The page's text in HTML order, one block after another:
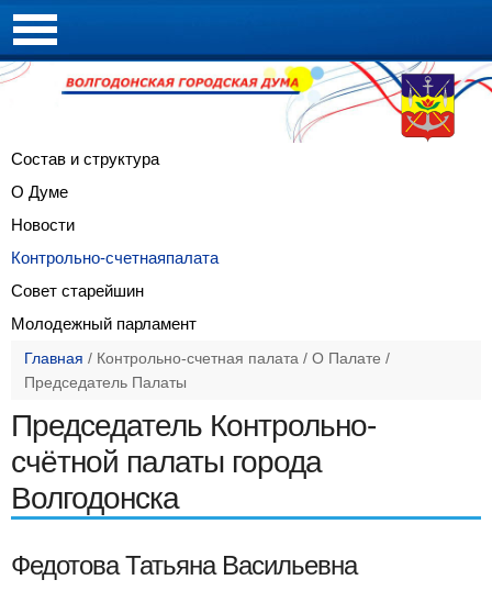
Состав и структура
О Думе
Новости
Контрольно-счетнаяпалата
Совет старейшин
Молодежный парламент
Главная / Контрольно-счетная палата / О Палате /
Председатель Палаты
Председатель Контрольно-
счётной палаты города
Волгодонска
Федотова Татьяна Васильевна